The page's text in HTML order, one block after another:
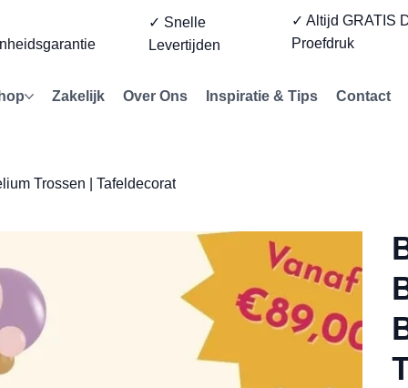
✓ Snelle
Levertijden
✓ Altijd GRATIS
Proefdruk
Zakelijk Over Ons Inspiratie & Tips Contact
Trossen | Tafeldecorat